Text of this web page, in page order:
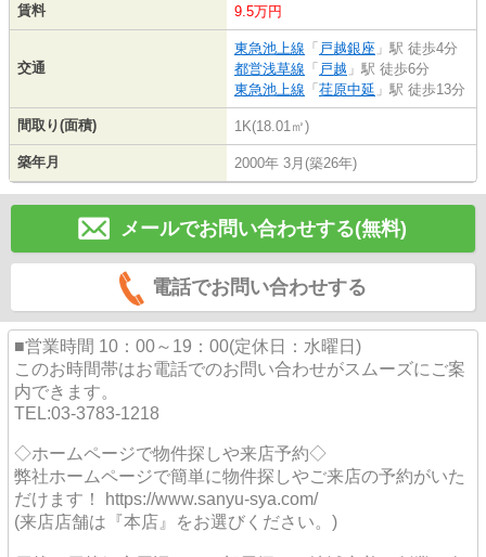
賃料 9.5万円
交通
東急池上線 「 戸越銀座 」駅 徒歩4分
都営浅草線 「 戸越 」駅 徒歩6分
東急池上線 「 荏原中延 」駅 徒歩13分
間取り(面積) 1K(18.01㎡)
築年月 2000年 3月(築26年)
メールでお問い合わせする(無料)
電話でお問い合わせする
■営業時間 10：00～19：00(定休日：水曜日)
このお時間帯はお電話でのお問い合わせがスムーズにご案
内できます。
TEL:03-3783-1218
◇ホームページで物件探しや来店予約◇
弊社ホームページで簡単に物件探しやご来店の予約がいた
だけます！ https://www.sanyu-sya.com/
(来店店舗は『本店』をお選びください。)